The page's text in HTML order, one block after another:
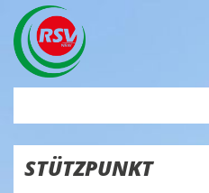
content
STÜTZPUNKT